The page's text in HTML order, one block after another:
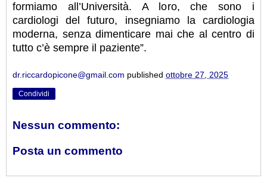
formiamo all’Università. A loro, che sono i
cardiologi del futuro, insegniamo la cardiologia
moderna, senza dimenticare mai che al centro di
tutto c’è sempre il paziente”.
dr.riccardopicone@gmail.com published ottobre 27, 2025
Condividi
Nessun commento:
Posta un commento